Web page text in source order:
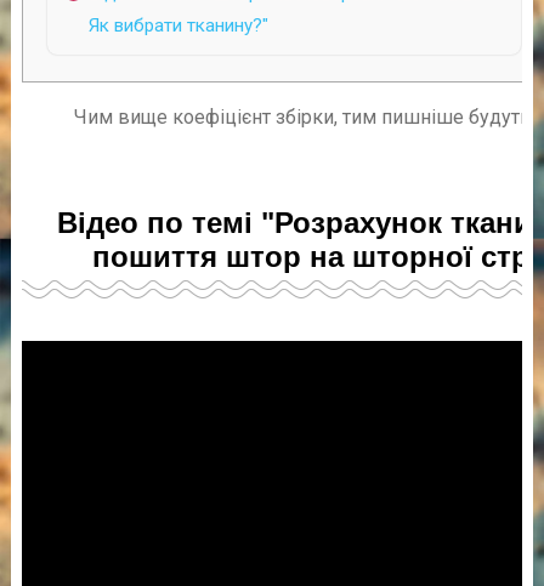
Як вибрати тканину?"
Чим вище коефіцієнт збірки, тим пишніше будуть
Відео по темі "Розрахунок
пошиття штор на шторної